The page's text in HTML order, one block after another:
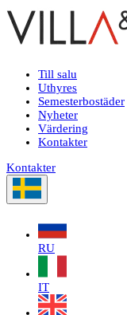
Till salu
Uthyres
Semesterbostäder
Nyheter
Värdering
Kontakter
Kontakter
RU
IT